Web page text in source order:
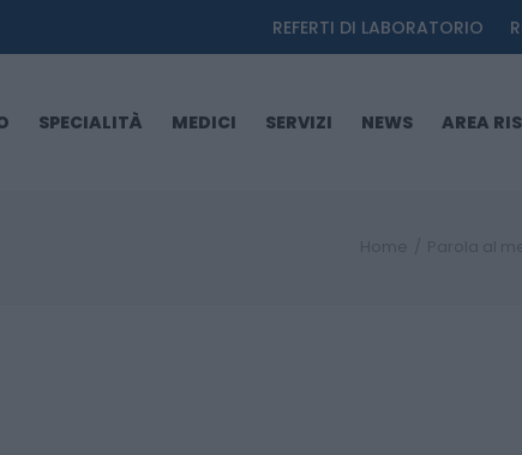
REFERTI DI LABORATORIO
SPECIALITÀ MEDICI SERVIZI NEWS AREA